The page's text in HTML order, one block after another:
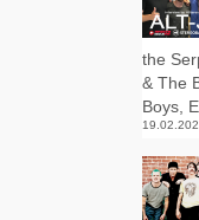
the
& The
Boys,